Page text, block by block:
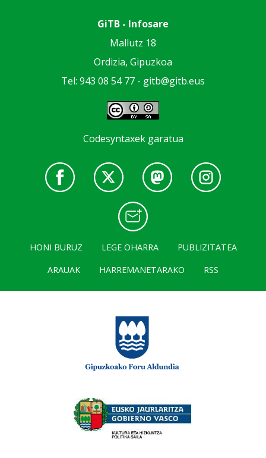
GiTB - Infosare
Mallutz 18
Ordizia, Gipuzkoa
Tel: 943 08 54 77 - gitb@gitb.eus
Codesyntaxek garatua
HONI BURUZ LEGE OHARRA
PUBLIZITATEA
ARAUAK
HARREMANETARAKO RSS